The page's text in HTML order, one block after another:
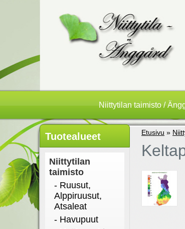
Niittytilan taimisto /
Tuotealueet
Niittytilan
taimisto
- Ruusut,
Alppiruusut,
Atsaleat
- Havupuut
Etusivu »